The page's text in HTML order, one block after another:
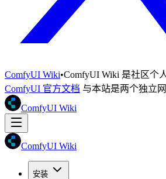
ComfyUI Wiki•ComfyUI Wiki 是社区个
ComfyUI 官方文档 与本站是两个独立网
ComfyUI Wiki
ComfyUI Wiki
安装